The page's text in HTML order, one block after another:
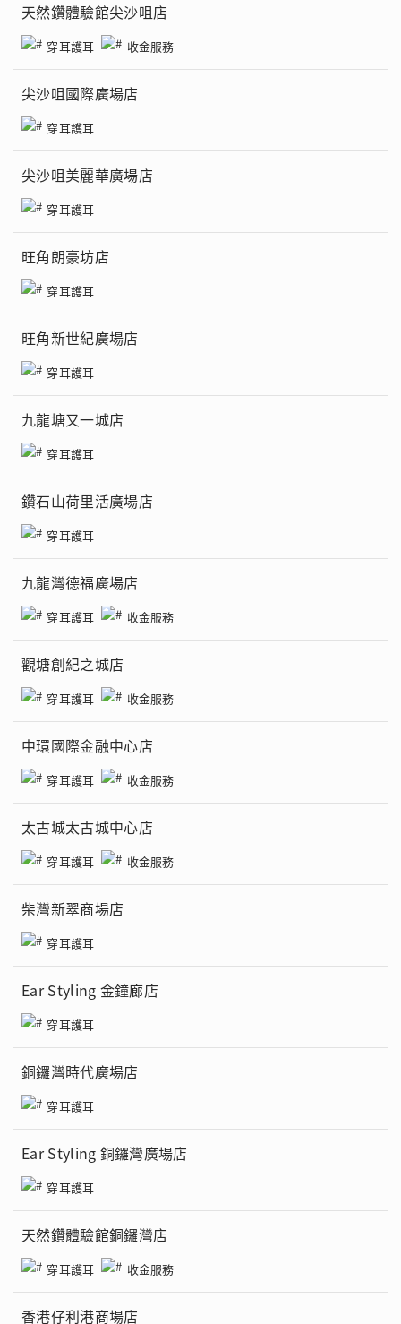
天然鑽體驗館尖沙咀店
穿耳護耳 收金服務
尖沙咀國際廣場店
穿耳護耳
尖沙咀美麗華廣場店
穿耳護耳
旺角朗豪坊店
穿耳護耳
旺角新世紀廣場店
穿耳護耳
九龍塘又一城店
穿耳護耳
鑽石山荷里活廣場店
穿耳護耳
九龍灣德福廣場店
穿耳護耳 收金服務
觀塘創紀之城店
穿耳護耳 收金服務
中環國際金融中心店
穿耳護耳 收金服務
太古城太古城中心店
穿耳護耳 收金服務
柴灣新翠商場店
穿耳護耳
Ear Styling 金鐘廊店
穿耳護耳
銅鑼灣時代廣場店
穿耳護耳
Ear Styling 銅鑼灣廣場店
穿耳護耳
天然鑽體驗館銅鑼灣店
穿耳護耳 收金服務
香港仔利港商場店